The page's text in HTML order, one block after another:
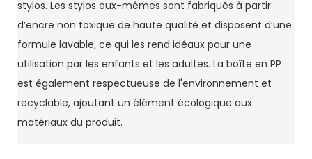
stylos. Les stylos eux-mêmes sont fabriqués à partir
d’encre non toxique de haute qualité et disposent d’une
formule lavable, ce qui les rend idéaux pour une
utilisation par les enfants et les adultes. La boîte en PP
est également respectueuse de l'environnement et
recyclable, ajoutant un élément écologique aux
matériaux du produit.